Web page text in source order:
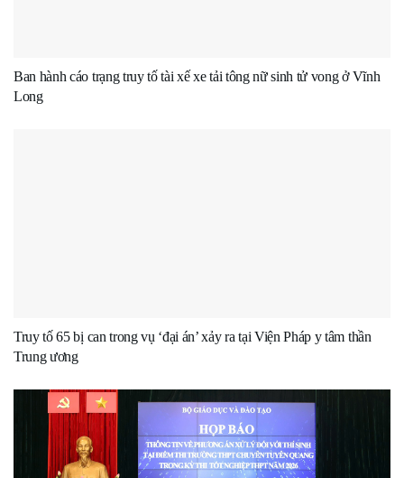
Ban hành cáo trạng truy tố tài xế xe tải tông nữ sinh tử vong ở Vĩnh
Long
Truy tố 65 bị can trong vụ ‘đại án’ xảy ra tại Viện Pháp y tâm thần
Trung ương